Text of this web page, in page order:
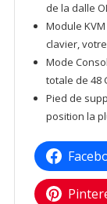
de la dalle
Module
clavier,
Mode
totale de 48
Pied de
position la